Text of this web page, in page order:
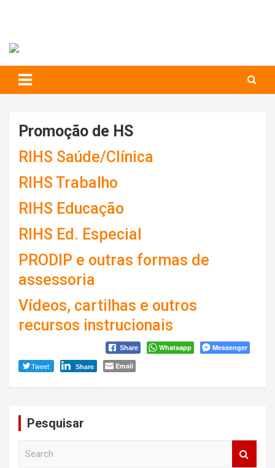
Promoção de HS
RIHS Saúde/Clínica
RIHS Trabalho
RIHS Educação
RIHS Ed. Especial
PRODIP e outras formas de
assessoria
Vídeos, cartilhas e outros
recursos instrucionais
Share Whatsapp Messenger
Tweet Share Email
Pesquisar